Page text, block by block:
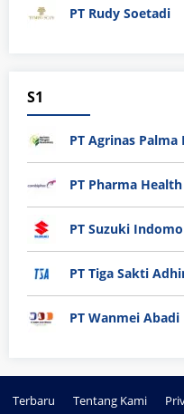
PT Rudy Soetadi
S1
PT Agrinas
PT Pharma
PT Suzuki
PT Tiga Sakti
PT Wanmei
Terbaru Tentang Kami